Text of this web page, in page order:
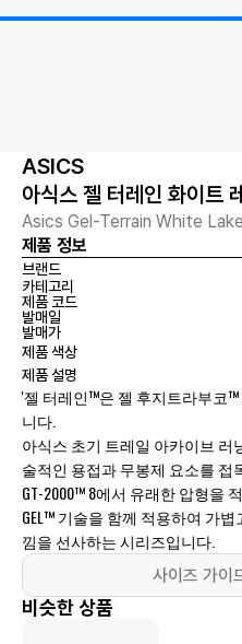
ASICS
아식스 젤 터레인 화이트
Asics Gel-Terrain White
제품 정보
브랜드
카테고리
제품 코드
발매일
발매가
제품 색상
제품 설명
'젤 터레인™은 젤 후지트라부코
니다.
아식스 초기 트레일 아카이브 러
술적인 용접과 무봉제 요소를 접
GT-2000™ 8에서 유래한 압형을
GEL™ 기술을 함께 적용하여 가
낌을 선사하는 시리즈입니다.
사이즈 가이
비슷한 상품